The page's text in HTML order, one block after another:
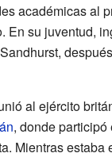
académicas al
En su juventud,
al ejército
, donde
Mientras estaba